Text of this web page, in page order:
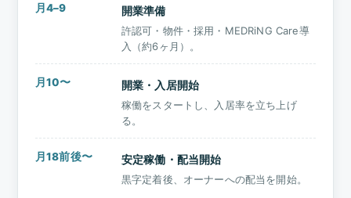
月4–9 開業準備
許認可・物件・採用・MEDRiNG Care導
入（約6ヶ月）。
月10〜 開業・入居開始
稼働をスタートし、入居率を立ち上げ
る。
月18前後〜 安定稼働・配当開始
黒字定着後、オーナーへの配当を開始。